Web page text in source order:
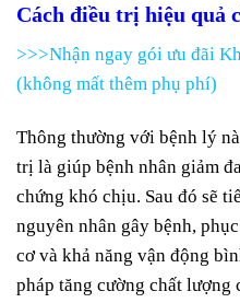
Cách điều trị hiệu quả
>>>Nhận ngay gói ưu đãi
(không mất thêm phụ phí)
Thông thường với bệnh lý
trị là giúp bệnh nhân giảm
chứng khó chịu. Sau đó sẽ
nguyên nhân gây bệnh,
cơ và khả năng vận động
pháp tăng cường chất lượng